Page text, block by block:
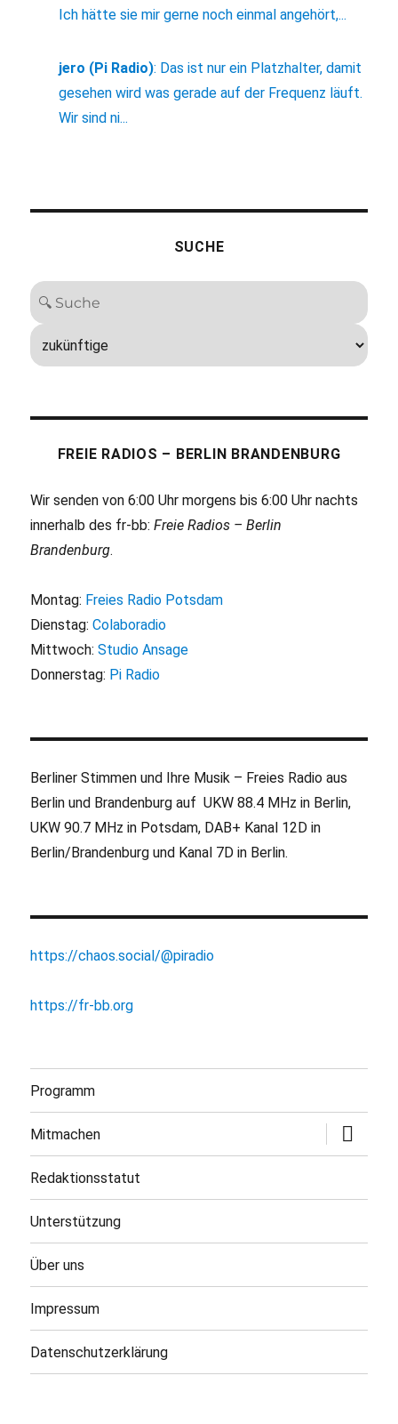
Ich hätte sie mir gerne noch einmal angehört,...
jero (Pi Radio): Das ist nur ein Platzhalter, damit
gesehen wird was gerade auf der Frequenz läuft.
Wir sind ni...
SUCHE
FREIE RADIOS – BERLIN BRANDENBURG
Wir senden von 6:00 Uhr morgens bis 6:00 Uhr nachts
innerhalb des fr-bb:Freie Radios – Berlin
Brandenburg.
Montag: Freies Radio Potsdam
Dienstag:Colaboradio
Mittwoch:Studio Ansage
Donnerstag: Pi Radio
Berliner Stimmen und Ihre Musik – Freies Radio aus
Berlin und Brandenburg auf UKW 88.4 MHz in Berlin,
UKW 90.7 MHz in Potsdam, DAB+ Kanal 12D in
Berlin/Brandenburg und Kanal 7D in Berlin.
https://chaos.social/@piradio
https://fr-bb.org
Programm
Mitmachen
öffnen
Redaktionsstatut
Unterstützung
Über uns
Impressum
Datenschutzerklärung